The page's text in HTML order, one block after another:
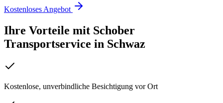
Kostenloses Angebot
Ihre Vorteile mit Schober
Transportservice in Schwaz
Kostenlose, unverbindliche Besichtigung vor Ort